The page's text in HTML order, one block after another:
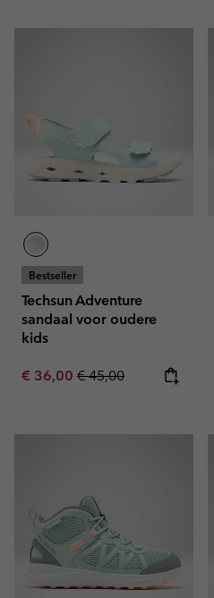
Bestseller
Techsun Adventure
sandaal voor oudere
kids
Sale price:
€ 36,00 Regular price:
€ 45,00